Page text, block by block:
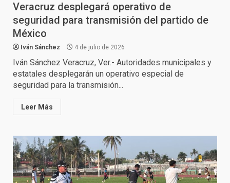
Veracruz desplegará operativo de
seguridad para transmisión del partido de
México
Iván Sánchez 4 de julio de 2026
Iván Sánchez Veracruz, Ver.- Autoridades municipales y
estatales desplegarán un operativo especial de
seguridad para la transmisión...
Leer Más